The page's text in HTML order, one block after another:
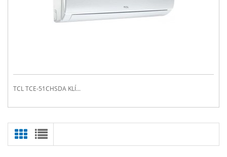
TCL TCE-51CHSDA KLÍ...